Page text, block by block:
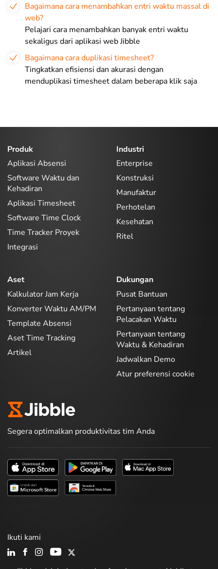
Bagaimana cara menambahkan entri waktu massal di
web?
Pelajari cara menambahkan banyak entri waktu
sekaligus dari aplikasi web Jibble
Bagaimana cara duplikasi timesheet?
Tingkatkan efisiensi dan akurasi dengan
menduplikasi timesheet dalam beberapa klik saja
Produk
Aplikasi Absensi
Software Waktu dan
Kehadiran
Aplikasi Timesheet
Software Time Clock
Time Tracker Proyek
Integrasi
Industri
Enterprise
Konstruksi
Manufaktur
Perhotelan
Kesehatan
Ritel
Aset
Kalkulator Jam Kerja
Konverter Waktu AM/PM
Template Absensi
Aset Time Tracking
Artikel
Dukungan
Pusat Bantuan
Pertanyaan tentang
Pelacakan Waktu
Pertanyaan tentang
Waktu & Kehadiran
Jadwalkan Demo
Atur preferensi cookie
Segera optimalkan produktivitas tim Anda
Ikuti kami